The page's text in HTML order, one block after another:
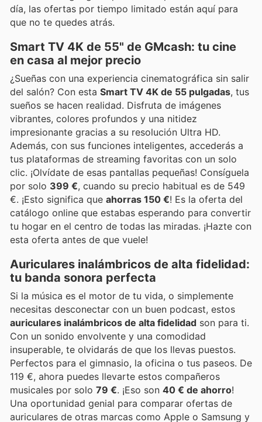
día, las ofertas por tiempo limitado están aquí para
que no te quedes atrás.
Smart TV 4K de 55" de GMcash: tu cine
en casa al mejor precio
¿Sueñas con una experiencia cinematográfica sin salir
del salón? Con esta Smart TV 4K de 55 pulgadas, tus
sueños se hacen realidad. Disfruta de imágenes
vibrantes, colores profundos y una nitidez
impresionante gracias a su resolución Ultra HD.
Además, con sus funciones inteligentes, accederás a
tus plataformas de streaming favoritas con un solo
clic. ¡Olvídate de esas pantallas pequeñas! Consíguela
por solo 399 €, cuando su precio habitual es de 549
€. ¡Esto significa que ahorras 150 €! Es la oferta del
catálogo online que estabas esperando para convertir
tu hogar en el centro de todas las miradas. ¡Hazte con
esta oferta antes de que vuele!
Auriculares inalámbricos de alta fidelidad:
tu banda sonora perfecta
Si la música es el motor de tu vida, o simplemente
necesitas desconectar con un buen podcast, estos
auriculares inalámbricos de alta fidelidad son para ti.
Con un sonido envolvente y una comodidad
insuperable, te olvidarás de que los llevas puestos.
Perfectos para el gimnasio, la oficina o tus paseos. De
119 €, ahora puedes llevarte estos compañeros
musicales por solo 79 €. ¡Eso son 40 € de ahorro!
Una oportunidad genial para comparar ofertas de
auriculares de otras marcas como Apple o Samsung y